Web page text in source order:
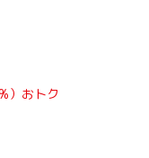
%） おトク